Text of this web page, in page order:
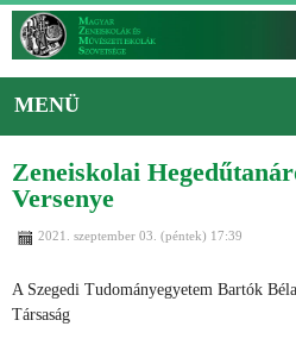
MENÜ
Zeneiskolai
Versenye
2021. szeptember 03. (péntek) 17:39
A Szegedi Tudományegyetem Bartók
Társaság